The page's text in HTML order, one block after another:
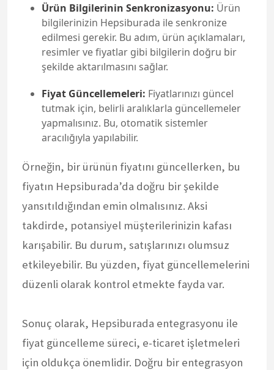
Ürün Bilgilerinin Senkronizasyonu: Ürün
bilgilerinizin Hepsiburada ile senkronize
edilmesi gerekir. Bu adım, ürün açıklamaları,
resimler ve fiyatlar gibi bilgilerin doğru bir
şekilde aktarılmasını sağlar.
Fiyat Güncellemeleri: Fiyatlarınızı güncel
tutmak için, belirli aralıklarla güncellemeler
yapmalısınız. Bu, otomatik sistemler
aracılığıyla yapılabilir.
Örneğin, bir ürünün fiyatını güncellerken, bu
fiyatın Hepsiburada’da doğru bir şekilde
yansıtıldığından emin olmalısınız. Aksi
takdirde, potansiyel müşterilerinizin kafası
karışabilir. Bu durum, satışlarınızı olumsuz
etkileyebilir. Bu yüzden, fiyat güncellemelerini
düzenli olarak kontrol etmekte fayda var.
Sonuç olarak, Hepsiburada entegrasyonu ile
fiyat güncelleme süreci, e-ticaret işletmeleri
için oldukça önemlidir. Doğru bir entegrasyon